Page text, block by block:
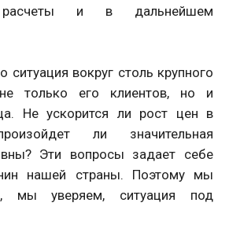
и в дальнейшем
вокруг столь крупного
только его клиентов, но и
Не ускорится ли рост цен в
ли значительная
Эти вопросы задает себе
нашей страны. Поэтому мы
мы уверяем, ситуация под